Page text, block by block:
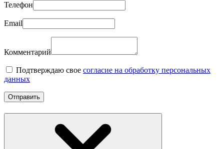
Телефон
Email
Комментарий
Подтверждаю свое согласие на обработку персональных
данных
Отправить